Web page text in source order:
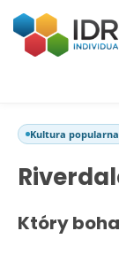
Kultura popularna
Który